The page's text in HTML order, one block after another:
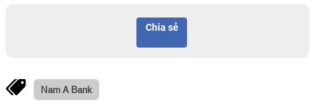
Chia sẻ
Nam A Bank